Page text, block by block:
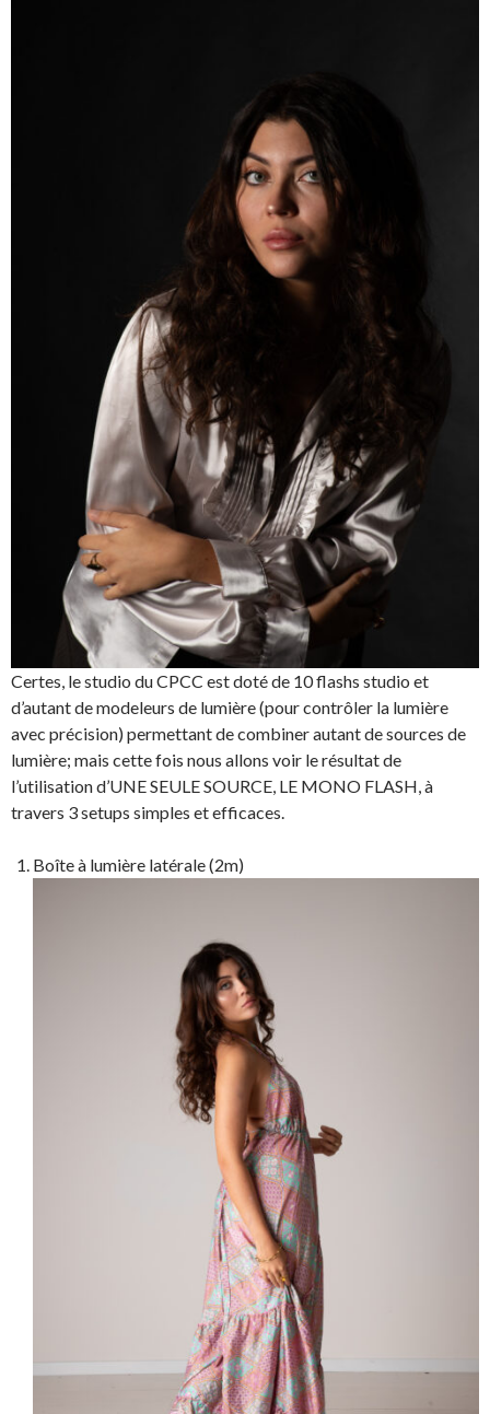
Certes, le studio du CPCC est doté de 10 flashs studio et
d’autant de modeleurs de lumière (pour contrôler la lumière
avec précision) permettant de combiner autant de sources de
lumière; mais cette fois nous allons voir le résultat de
l’utilisation d’UNE SEULE SOURCE, LE MONO FLASH, à
travers 3 setups simples et efficaces.
Boîte à lumière latérale (2m)